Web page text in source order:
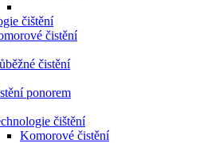
čištění
čistění
čistění
ponorem
čištění
Komorové čistění